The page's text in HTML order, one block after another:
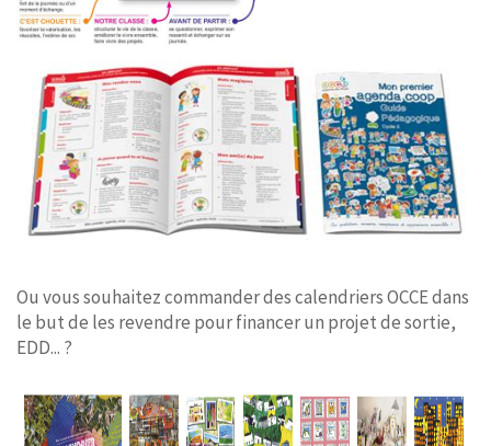
Ou vous souhaitez commander des calendriers OCCE dans
le but de les revendre pour financer un projet de sortie,
EDD... ?